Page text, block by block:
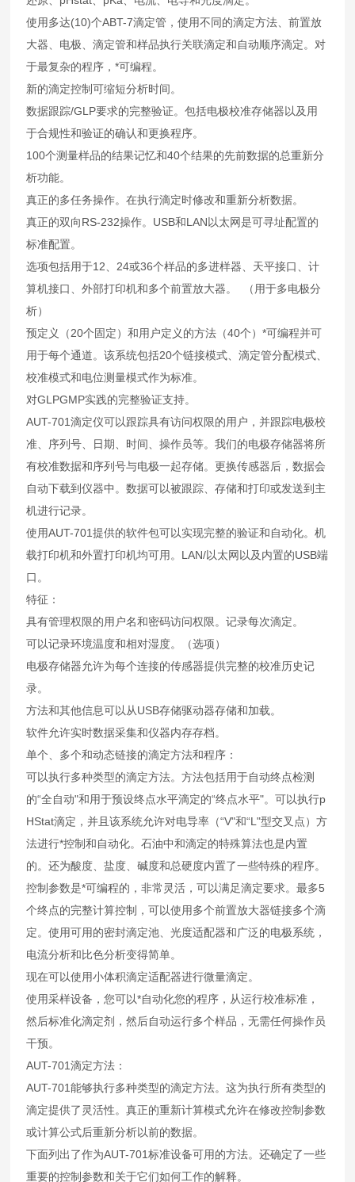
使用多达(10)个ABT-7滴定管，使用不同的滴定方法、前置放
大器、电极、滴定管和样品执行关联滴定和自动顺序滴定。对
于最复杂的程序，*可编程。
新的滴定控制可缩短分析时间。
数据跟踪/GLP要求的完整验证。包括电极校准存储器以及用
于合规性和验证的确认和更换程序。
100个测量样品的结果记忆和40个结果的先前数据的总重新分
析功能。
真正的多任务操作。在执行滴定时修改和重新分析数据。
真正的双向RS-232操作。USB和LAN以太网是可寻址配置的
标准配置。
选项包括用于12、24或36个样品的多进样器、天平接口、计
算机接口、外部打印机和多个前置放大器。
（用于多电极分
析）
预定义（20个固定）和用户定义的方法（40个）*可编程并可
用于每个通道。该系统包括20个链接模式、滴定管分配模式、
校准模式和电位测量模式作为标准。
对GLPGMP实践的完整验证支持。
AUT-701滴定仪可以跟踪具有访问权限的用户，并跟踪电极校
准、序列号、日期、时间、操作员等。我们的电极存储器将所
有校准数据和序列号与电极一起存储。更换传感器后，数据会
自动下载到仪器中。数据可以被跟踪、存储和打印或发送到主
机进行记录。
使用AUT-701提供的软件包可以实现完整的验证和自动化。机
载打印机和外置打印机均可用。LAN/以太网以及内置的USB端
口。
特征：
具有管理权限的用户名和密码访问权限。记录每次滴定。
可以记录环境温度和相对湿度。
（选项）
电极存储器允许为每个连接的传感器提供完整的校准历史记
录。
方法和其他信息可以从USB存储驱动器存储和加载。
软件允许实时数据采集和仪器内存存档。
单个、多个和动态链接的滴定方法和程序：
可以执行多种类型的滴定方法。方法包括用于自动终点检测
的“全自动"和用于预设终点水平滴定的“终点水平"。可以执行p
HStat滴定，并且该系统允许对电导率（“V"和“L"型交叉点）方
法进行*控制和自动化。石油中和滴定的特殊算法也是内置
的。还为酸度、盐度、碱度和总硬度内置了一些特殊的程序。
控制参数是*可编程的，非常灵活，可以满足滴定要求。最多5
个终点的完整计算控制，可以使用多个前置放大器链接多个滴
定。使用可用的密封滴定池、光度适配器和广泛的电极系统，
电流分析和比色分析变得简单。
现在可以使用小体积滴定适配器进行微量滴定。
使用采样设备，您可以*自动化您的程序，从运行校准标准，
然后标准化滴定剂，然后自动运行多个样品，无需任何操作员
干预。
AUT-701滴定方法：
AUT-701能够执行多种类型的滴定方法。这为执行所有类型的
滴定提供了灵活性。真正的重新计算模式允许在修改控制参数
或计算公式后重新分析以前的数据。
下面列出了作为AUT-701标准设备可用的方法。还确定了一些
重要的控制参数和关于它们如何工作的解释。